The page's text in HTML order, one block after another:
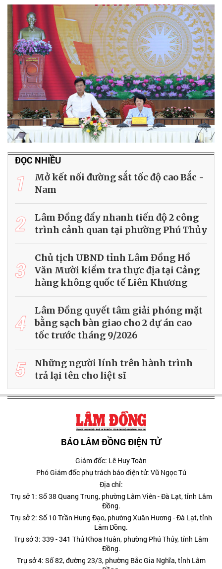
ĐỌC NHIỀU
1
Mở kết nối đường sắt tốc độ cao Bắc -
Nam
2
Lâm Đồng đẩy nhanh tiến độ 2 công
trình cảnh quan tại phường Phú Thủy
3
Chủ tịch UBND tỉnh Lâm Đồng Hồ
Văn Mười kiểm tra thực địa tại Cảng
hàng không quốc tế Liên Khương
4
Lâm Đồng quyết tâm giải phóng mặt
bằng sạch bàn giao cho 2 dự án cao
tốc trước tháng 9/2026
5
Những người lính trên hành trình
trả lại tên cho liệt sĩ
BÁO LÂM ĐỒNG ĐIỆN TỬ
Giám đốc: Lê Huy Toàn
Phó Giám đốc phụ trách báo điện tử: Vũ Ngọc Tú
Địa chỉ:
Trụ sở 1: Số 38 Quang Trung, phường Lâm Viên - Đà Lạt, tỉnh Lâm
Đồng.
Trụ sở 2: Số 10 Trần Hưng Đạo, phường Xuân Hương - Đà Lạt, tỉnh
Lâm Đồng.
Trụ sở 3: 339 - 341 Thủ Khoa Huân, phường Phú Thủy, tỉnh Lâm
Đồng.
Trụ sở 4: Số 82, đường 23/3, phường Bắc Gia Nghĩa, tỉnh Lâm